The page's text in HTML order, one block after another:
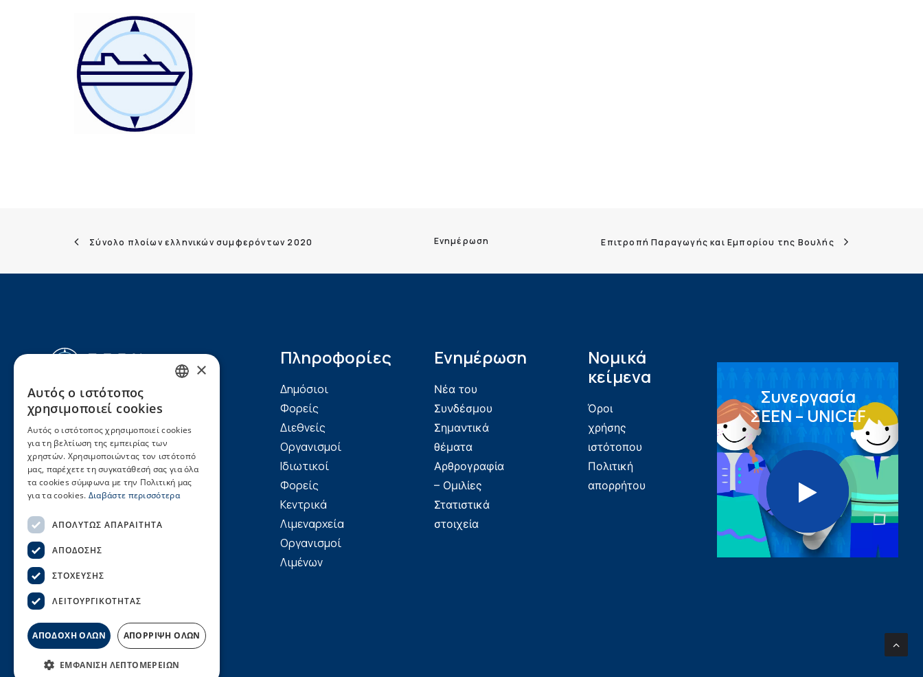
Σύνολο πλοίων ελληνικών συμφερόντων 2020 Ενημέρωση Επιτροπή Παραγωγής και Εμπορίου της Βουλής
Ακτή Μιαούλη 7-9, 185
35, Πειραιάς
τηλ.: (+30) 2104220820,
(+30) 2104226156
fax: (+30) 2104220822
seen@seen.org.gr
Πληροφορίες
Δημόσιοι
Φορείς
Διεθνείς
Οργανισμοί
Ιδιωτικοί
Φορείς
Κεντρικά
Λιμεναρχεία
Οργανισμοί
Λιμένων
Ενημέρωση
Νέα του
Συνδέσμου
Σημαντικά
θέματα
Αρθρογραφία
– Ομιλίες
Στατιστικά
στοιχεία
Νομικά
κείμενα
Όροι
χρήσης
ιστότοπου
Πολιτική
απορρήτου
Συνεργασία
ΣEEN – UNICEF
© Copyright ΣΕΕΝ | Created by
×
Αυτός ο ιστότοπος
χρησιμοποιεί cookies
Αυτός ο ιστότοπος χρησιμοποιεί cookies
για τη βελτίωση της εμπειρίας των
χρηστών. Χρησιμοποιώντας τον ιστότοπό
μας, παρέχετε τη συγκατάθεσή σας για όλα
τα cookies σύμφωνα με την Πολιτική μας
για τα cookies. Διαβάστε περισσότερα
ΑΠΟΛΎΤΩΣ ΑΠΑΡΑΊΤΗΤΑ
ΑΠΌΔΟΣΗΣ
ΣΤΌΧΕΥΣΗΣ
ΛΕΙΤΟΥΡΓΙΚΌΤΗΤΑΣ
ΑΠΟΔΟΧΗ ΟΛΩΝ ΑΠΟΡΡΙΨΗ ΟΛΩΝ
ΕΜΦΆΝΙΣΗ ΛΕΠΤΟΜΕΡΕΙΏΝ